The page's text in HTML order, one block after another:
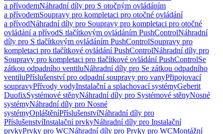
a přívodemNáhradní díly pro S otočným ovládáním
a přívodemSoupravy pro kompletaci pro otočné ovládání
a přívodNáhradní díly pro Soupravy pro kompletaci pro otočné
ovládání a přívodS tlačítkovým ovládáním PushControlNáhradní
díly pro S tlačítkovým ovládáním PushControlSoupravy pro
kompletaci pro tlačítkové ovládání PushControlNáhradní díly pro
Soupravy pro kompletaci pro tlačítkové ovládání PushControlSe
zátkou odpadního ventiluNáhradní díly pro Se zátkou odpadního
ventiluPříslušenství pro odpadní soupravy pro vanyPřipojovací
soupravyPřívody vodyInstalační a splachovací systémyGeberit
DuofixSystémové stěnyNáhradní díly pro Systémové stěnyNosné
systémyNáhradní díly pro Nosné
systémyOpláštěníPříslušenstvíNáhradní díly pro
PříslušenstvíInstalační prvkyNáhradní díly pro Instalační
prvkyPrvky pro WCNáhradní díly pro Prvky pro WCMontážní